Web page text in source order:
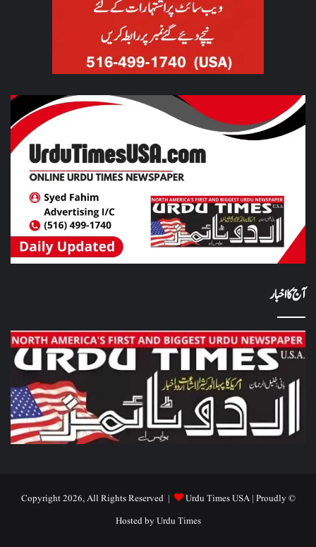
آج کا اخبار
© Copyright 2026, All Rights Reserved |
Urdu Times USA| Proudly
Hosted byUrdu Times